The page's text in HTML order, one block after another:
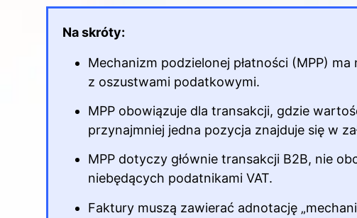
Na skróty:
Mechanizm podzielonej płatności (MPP)
z oszustwami podatkowymi.
MPP obowiązuje dla transakcji, gdzie
przynajmniej jedna pozycja znajduje się w
MPP dotyczy głównie transakcji B2B, nie
niebędących podatnikami VAT.
Faktury muszą zawierać adnotację